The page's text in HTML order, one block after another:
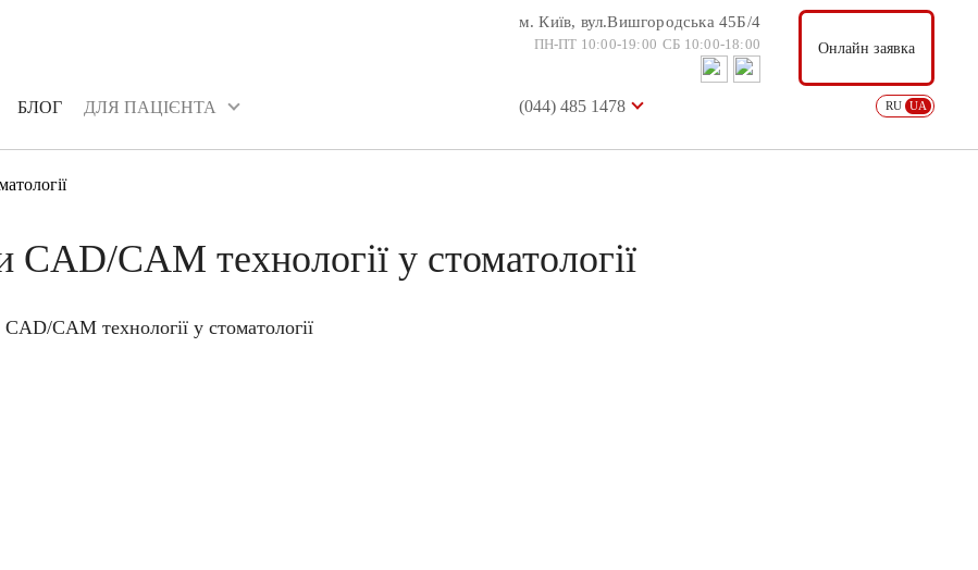
БЛОГ ДЛЯ ПАЦІЄНТА
м. Київ, вул.Вишгородська 45Б/4
ПН-ПТ 10:00-19:00 СБ 10:00-18:00 Онлайн заявка
(044) 485 1478 RU UA
м. Київ, вул.Вишгородська 45Б/4
ПН-ПТ 10:00-19:00 СБ 10:00-18:00
USD: 36.57 EUR: 38.88
CAD/CAM технології у стоматології